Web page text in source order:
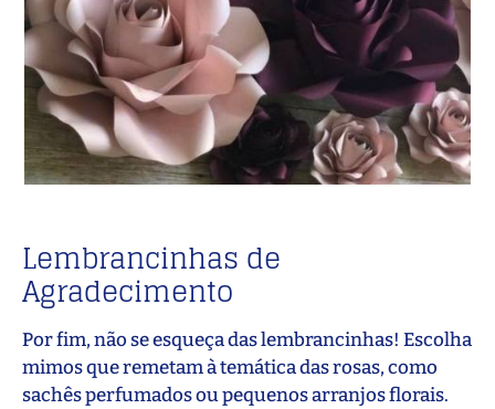
Lembrancinhas de
Agradecimento
Por fim, não se esqueça das lembrancinhas! Escolha
mimos que remetam à temática das rosas, como
sachês perfumados ou pequenos arranjos florais.